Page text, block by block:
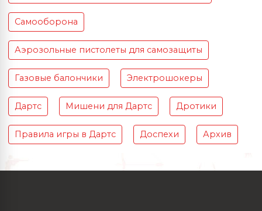
Самооборона
Аэрозольные пистолеты для самозащиты
Газовые балончики Электрошокеры
Дартс Мишени для Дартс Дротики
Правила игры в Дартс Доспехи Архив